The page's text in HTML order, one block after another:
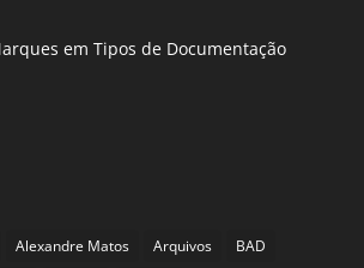
em Tipos de Documentação
Alexandre Matos Arquivos
BAD